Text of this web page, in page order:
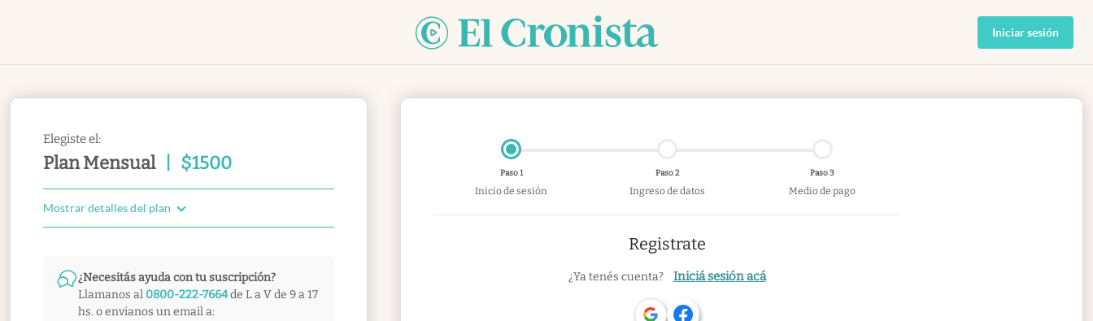
Iniciar sesión
Elegiste el:
Plan Mensual $1500
Mostrar detalles del plan
¿Necesitás ayuda con tu suscripción?
Llamanos al 0800-222-7664de L a V de 9 a 17
hs. o envianos un email a:
Paso 1
Inicio de sesión
Paso 2
Ingreso de datos
Paso 3
Medio de pago
Registrate
¿Ya tenés cuenta? Iniciá sesión acá